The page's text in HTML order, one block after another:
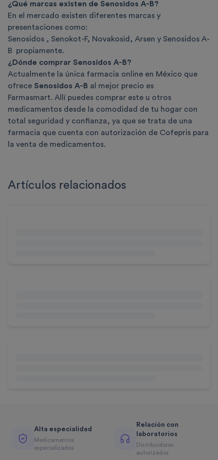
¿Qué marcas existen de Senosidos A-B?
En el mercado existen diferentes marcas y
presentaciones como:
Senosidos , Senokot-F, Novakosid, Arsen y Senosidos A-
B propiamente.
¿Dónde comprar Senosidos A-B?
Actualmente la única farmacia online en México que
ofrece Senosidos A-B al mejor precio es
Farmasmart. Allí puedes comprar este u otros
medicamentos desde la comodidad de tu hogar con
total seguridad y confianza, ya que se trata de una
farmacia que cuenta con autorización de Cofepris para
la venta de medicamentos.
Artículos relacionados
Alta especialidad
Medicamentos
especializados
Relación con
laboratorios
Distribuidores
autorizados